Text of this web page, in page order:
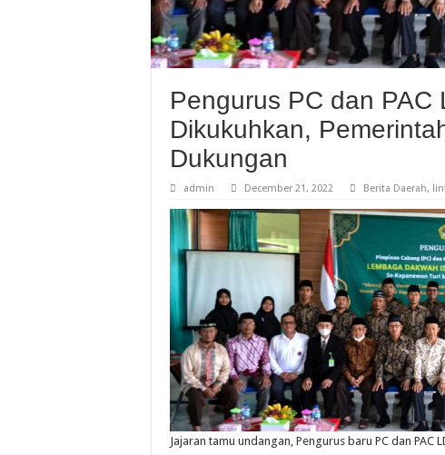
Pengurus PC dan PAC
Dikukuhkan,
Dukungan
admin December 21, 2022 Berita Daerah,
Jajaran tamu undangan, Pengurus baru PC dan